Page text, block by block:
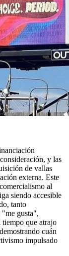
y las
de vallas
externa. Este
al
siendo accesible
tanto
"me gusta",
tiempo que atrajo
cuán
impulsado